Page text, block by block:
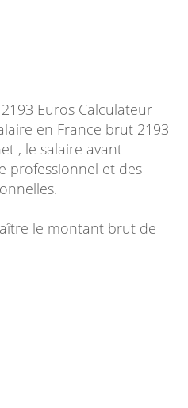
Euros Calculateur
en France brut 2193
, le salaire avant
professionnel et des
le montant brut de